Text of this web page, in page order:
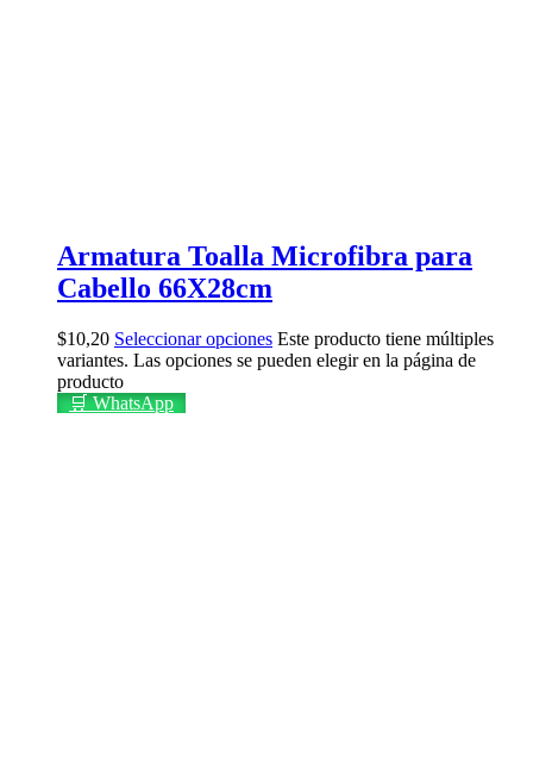
Armatura Toalla Microfibra para
Cabello 66X28cm
$10,20 Seleccionar opciones Este producto tiene múltiples
variantes. Las opciones se pueden elegir en la página de
producto
🛒 WhatsApp